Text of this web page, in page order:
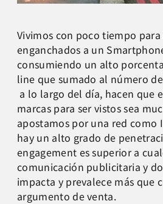
Vivimos con poco tiempo
enganchados a un
consumiendo un alto
line que sumado al número
a lo largo del día, hacen que
marcas para ser vistos sea
apostamos por una red como
hay un alto grado de
engagement es superior a
comunicación publicitaria y
impacta y prevalece más que
argumento de venta.